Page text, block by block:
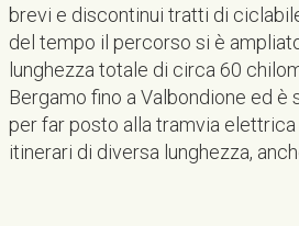
brevi e discontinui tratti di
del tempo il percorso si è
lunghezza totale di circa 60
Bergamo fino a Valbondione ed è
per far posto alla tramvia elettrica
itinerari di diversa lunghezza,